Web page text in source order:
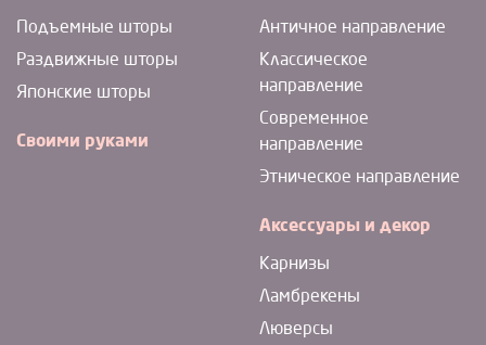
Подъемные шторы
Раздвижные шторы
Японские шторы
Своими руками
Античное направление
Классическое
направление
Современное
направление
Этническое направление
Аксессуары и декор
Карнизы
Ламбрекены
Люверсы